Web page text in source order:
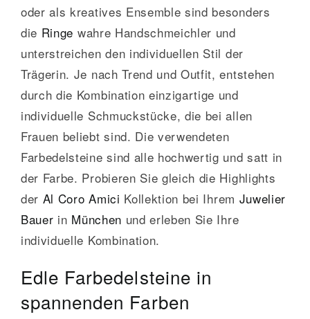
oder als kreatives Ensemble sind besonders
die Ringe wahre Handschmeichler und
unterstreichen den individuellen Stil der
Trägerin. Je nach Trend und Outfit, entstehen
durch die Kombination einzigartige und
individuelle Schmuckstücke, die bei allen
Frauen beliebt sind. Die verwendeten
Farbedelsteine sind alle hochwertig und satt in
der Farbe. Probieren Sie gleich die Highlights
der Al Coro Amici Kollektion bei Ihrem Juwelier
Bauer in München und erleben Sie Ihre
individuelle Kombination.
Edle Farbedelsteine in
spannenden Farben